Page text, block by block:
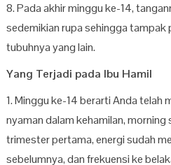
8. Pada akhir minggu ke-14,
sedemikian rupa sehingga tampak
tubuhnya yang lain.
Yang Terjadi pada Ibu Hamil
1. Minggu ke-14 berarti Anda telah
nyaman dalam kehamilan,
trimester pertama, energi sudah
sebelumnya, dan frekuensi ke